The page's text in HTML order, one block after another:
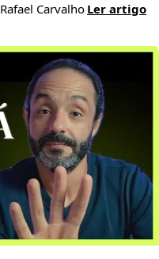
Rafael Carvalho Ler artigo